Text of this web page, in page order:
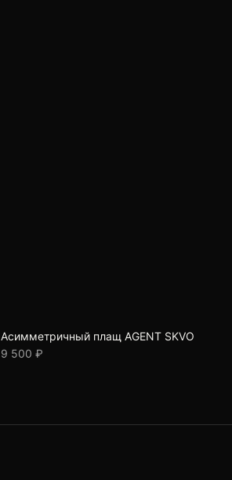
Асимметричный плащ AGENT SKVO
9 500 ₽